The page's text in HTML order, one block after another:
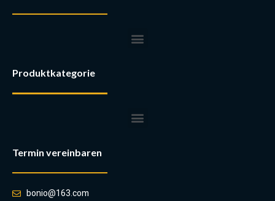
Produktkategorie
Termin vereinbaren
bonio@163.com